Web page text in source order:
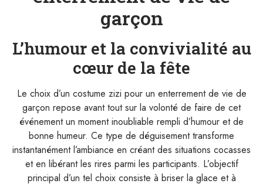
garçon
L’humour et la convivialité au
cœur de la fête
Le choix d’un costume zizi pour un enterrement de vie de
garçon repose avant tout sur la volonté de faire de cet
événement un moment inoubliable rempli d’humour et de
bonne humeur. Ce type de déguisement transforme
instantanément l’ambiance en créant des situations cocasses
et en libérant les rires parmi les participants. L’objectif
principal d’un tel choix consiste à briser la glace et à